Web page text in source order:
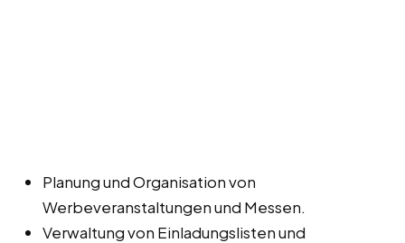
Planung und Organisation von
Werbeveranstaltungen und Messen.
Verwaltung von Einladungslisten und